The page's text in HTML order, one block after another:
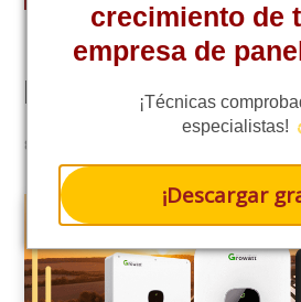
crecimiento de
empresa de
¡Técnicas
especialistas!
¡Descargar
Inversores Growatt,
primeros lugares en
8 MINS READ